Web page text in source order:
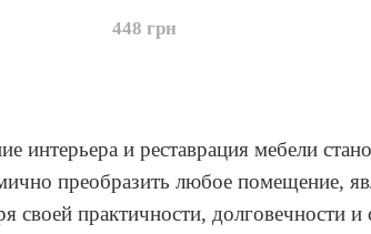
интерьера и реставрация мебели
преобразить любое помещение,
своей практичности,
448 грн